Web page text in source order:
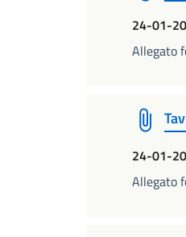
24-01-
Allegato
24-01-
Allegato